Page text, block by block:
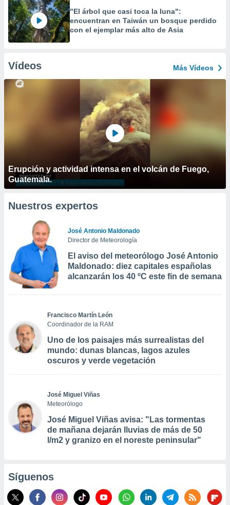
"El árbol que casi toca la luna":
encuentran en Taiwán un bosque perdido
con el ejemplar más alto de Asia
Vídeos Más Vídeos
Erupción y actividad intensa en el volcán de Fuego,
Guatemala.
Nuestros expertos
José Antonio Maldonado
Director de Meteorología
El aviso del meteorólogo José Antonio
Maldonado: diez capitales españolas
alcanzarán los 40 ºC este fin de semana
Francisco Martín León
Coordinador de la RAM
Uno de los paisajes más surrealistas del
mundo: dunas blancas, lagos azules
oscuros y verde vegetación
José Miguel Viñas
Meteorólogo
José Miguel Viñas avisa: "Las tormentas
de mañana dejarán lluvias de más de 50
l/m2 y granizo en el noreste peninsular"
Síguenos